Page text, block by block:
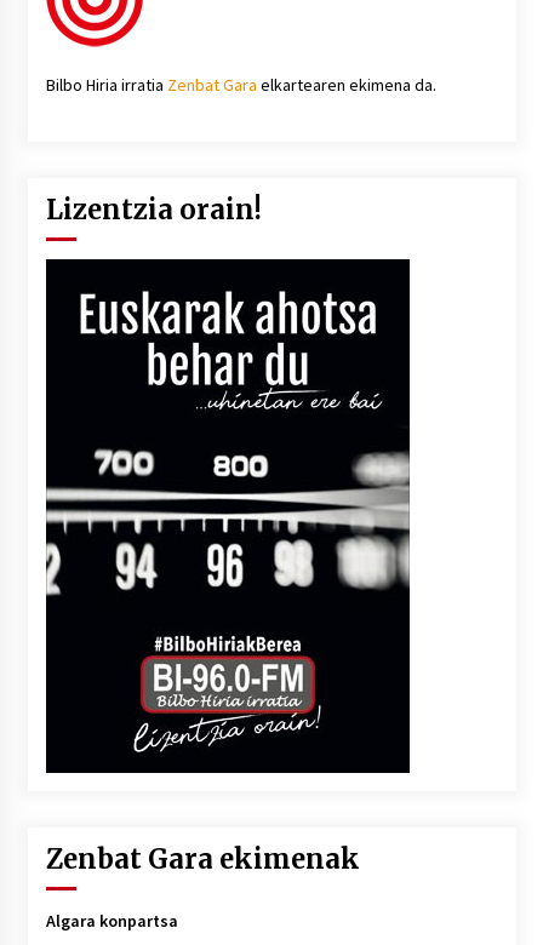
Bilbo Hiria irratia Zenbat Gara elkartearen ekimena da.
Lizentzia orain!
Zenbat Gara ekimenak
Algara konpartsa